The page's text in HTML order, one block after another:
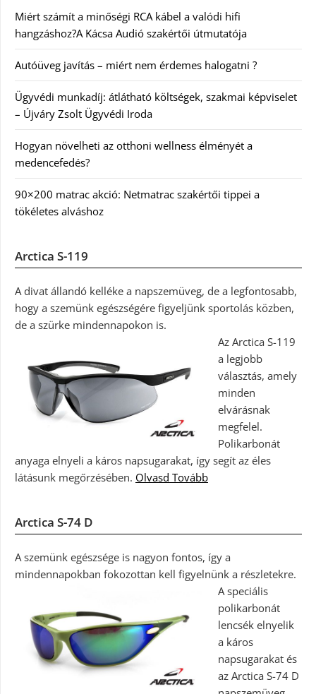
Miért számít a minőségi RCA kábel a valódi hifi
hangzáshoz?A Kácsa Audió szakértői útmutatója
Autóüveg javítás – miért nem érdemes halogatni ?
Ügyvédi munkadíj: átlátható költségek, szakmai képviselet
– Újváry Zsolt Ügyvédi Iroda
Hogyan növelheti az otthoni wellness élményét a
medencefedés?
90×200 matrac akció: Netmatrac szakértői tippei a
tökéletes alváshoz
Arctica S-119
A divat állandó kelléke a napszemüveg, de a legfontosabb,
hogy a szemünk egészségére figyeljünk sportolás közben,
de a szürke mindennapokon is.
Az Arctica S-119
a legjobb
választás, amely
minden
elvárásnak
megfelel.
Polikarbonát
anyaga elnyeli a káros napsugarakat, így segít az éles
látásunk megőrzésében. Olvasd Tovább
Arctica S-74 D
A szemünk egészsége is nagyon fontos, így a
mindennapokban fokozottan kell figyelnünk a részletekre.
A speciális
polikarbonát
lencsék elnyelik
a káros
napsugarakat és
az Arctica S-74 D